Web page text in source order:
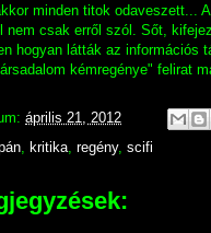
minden titok odaveszett...
csak erről szól. Sőt,
hogyan látták az információs
kémregénye" felirat
április 21, 2012
kritika regény, scifi